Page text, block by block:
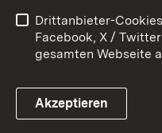
Link zum Landesportal
Impressum
Drittanbieter-
Facebook, X /
gesamten Webseite
Akzeptieren